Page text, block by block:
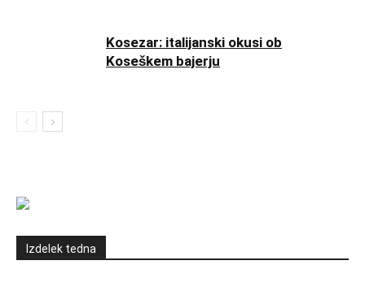
Kosezar: italijanski okusi ob
Koseškem bajerju
Izdelek tedna